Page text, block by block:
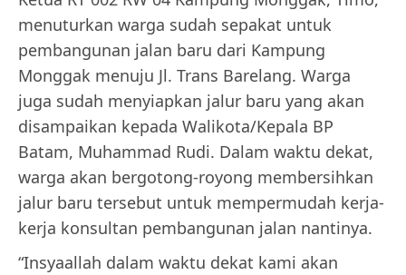
menuturkan warga sudah sepakat untuk
pembangunan jalan baru dari Kampung
Monggak menuju Jl. Trans Barelang. Warga
juga sudah menyiapkan jalur baru yang akan
disampaikan kepada Walikota/Kepala BP
Batam, Muhammad Rudi. Dalam waktu dekat,
warga akan bergotong-royong membersihkan
jalur baru tersebut untuk mempermudah kerja-
kerja konsultan pembangunan jalan nantinya.
“Insyaallah dalam waktu dekat kami akan